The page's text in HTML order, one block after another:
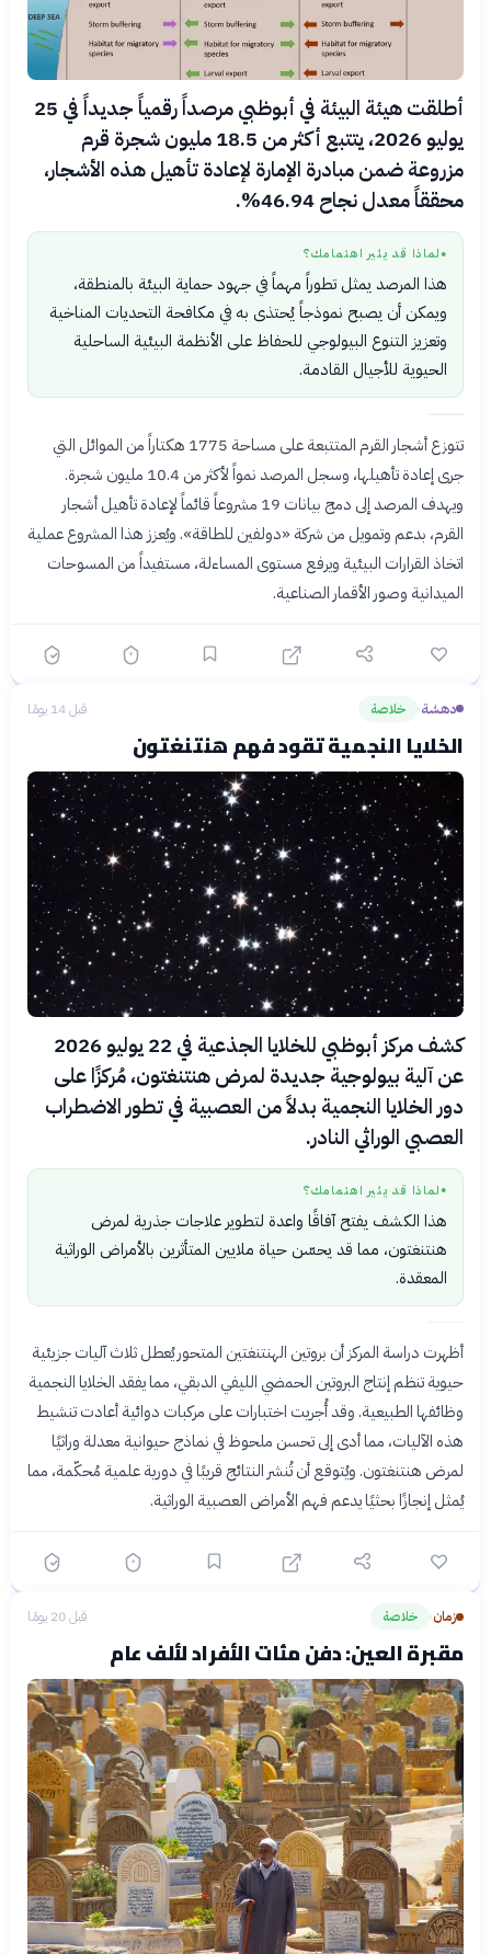
أطلقت هيئة البيئة في أبوظبي مرصداً رقمياً جديداً في 25
يوليو 2026، يتتبع أكثر من 18.5 مليون شجرة قرم
مزروعة ضمن مبادرة الإمارة لإعادة تأهيل هذه الأشجار،
محققاً معدل نجاح 46.94%.
● لماذا قد يثير اهتمامك؟
هذا المرصد يمثل تطوراً مهماً في جهود حماية البيئة بالمنطقة،
ويمكن أن يصبح نموذجاً يُحتذى به في مكافحة التحديات المناخية
وتعزيز التنوع البيولوجي للحفاظ على الأنظمة البيئية الساحلية
الحيوية للأجيال القادمة.
تتوزع أشجار القرم المتتبعة على مساحة 1775 هكتاراً من الموائل التي
جرى إعادة تأهيلها، وسجل المرصد نمواً لأكثر من 10.4 مليون شجرة.
ويهدف المرصد إلى دمج بيانات 19 مشروعاً قائماً لإعادة تأهيل أشجار
القرم، بدعم وتمويل من شركة «دولفين للطاقة». ويُعزز هذا المشروع عملية
اتخاذ القرارات البيئية ويرفع مستوى المساءلة، مستفيداً من المسوحات
الميدانية وصور الأقمار الصناعية.
دهشة› خلاصة قبل 14 يومًا
الخلايا النجمية تقود فهم هنتنغتون
كشف مركز أبوظبي للخلايا الجذعية في 22 يوليو 2026
عن آلية بيولوجية جديدة لمرض هنتنغتون، مُركزًا على
دور الخلايا النجمية بدلاً من العصبية في تطور الاضطراب
العصبي الوراثي النادر.
● لماذا قد يثير اهتمامك؟
هذا الكشف يفتح آفاقًا واعدة لتطوير علاجات جذرية لمرض
هنتنغتون، مما قد يحسّن حياة ملايين المتأثرين بالأمراض الوراثية
المعقدة.
أظهرت دراسة المركز أن بروتين الهنتنغتين المتحور يُعطل ثلاث آليات جزيئية
حيوية تنظم إنتاج البروتين الحمضي الليفي الدبقي، مما يفقد الخلايا النجمية
وظائفها الطبيعية. وقد أُجريت اختبارات على مركبات دوائية أعادت تنشيط
هذه الآليات، مما أدى إلى تحسن ملحوظ في نماذج حيوانية معدلة وراثيًا
لمرض هنتنغتون. ويُتوقع أن تُنشر النتائج قريبًا في دورية علمية مُحكّمة، مما
يُمثل إنجازًا بحثيًا يدعم فهم الأمراض العصبية الوراثية.
زمان› خلاصة قبل 20 يومًا
مقبرة العين: دفن مئات الأفراد لألف عام